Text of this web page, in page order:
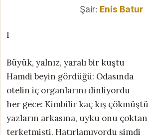
Şair: Enis Batur
I
Büyük, yalnız, yaralı bir kuştu
Hamdi beyin gördüğü: Odasında
otelin iç organlarını dinliyordu
her gece: Kimbilir kaç kış çökmüştü
yazların arkasına, uyku onu çoktan
terketmişti. Hatırlamıyordu şimdi